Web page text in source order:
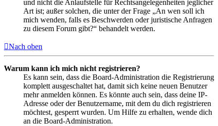
und nicht die Anlaufstelle für Rechtsangelegenheiten jeglicher
Art ist; außer solchen, die unter der Frage „An wen soll ich
mich wenden, falls es Beschwerden oder juristische Anfragen
zu diesem Forum gibt?“ behandelt werden.
Nach oben
Warum kann ich mich nicht registrieren?
Es kann sein, dass die Board-Administration die Registrierung
komplett ausgeschaltet hat, damit sich keine neuen Benutzer
mehr anmelden können. Es könnte auch sein, dass deine IP-
Adresse oder der Benutzername, mit dem du dich registrieren
möchtest, gesperrt wurden. Um Hilfe zu erhalten, wende dich
an die Board-Administration.